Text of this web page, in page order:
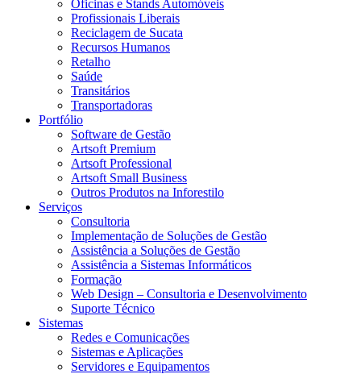
Oficinas e Stands Automóveis
Profissionais Liberais
Reciclagem de Sucata
Recursos Humanos
Retalho
Saúde
Transitários
Transportadoras
Portfólio
Software de Gestão
Artsoft Premium
Artsoft Professional
Artsoft Small Business
Outros Produtos na Inforestilo
Serviços
Consultoria
Implementação de Soluções de Gestão
Assistência a Soluções de Gestão
Assistência a Sistemas Informáticos
Formação
Web Design – Consultoria e Desenvolvimento
Suporte Técnico
Sistemas
Redes e Comunicações
Sistemas e Aplicações
Servidores e Equipamentos